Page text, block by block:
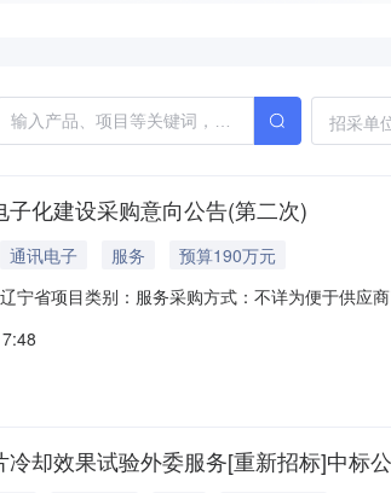
招采单
化建设采购意向公告(第二次)
通讯电子 服务
预算190万元
宁省项目类别：服务采购方式：不详为便于供应
要功能或目标：满足技术要求的手工对弈系统电
冷却效果试验外委服务[重新招标]中标